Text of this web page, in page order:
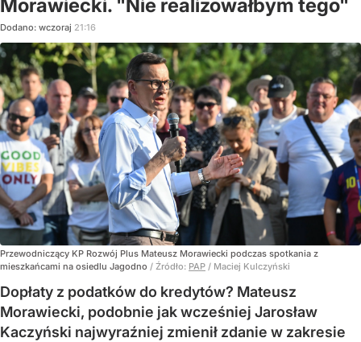
Morawiecki. "Nie realizowałbym tego"
Dodano: wczoraj 21:16
Przewodniczący KP Rozwój Plus Mateusz Morawiecki podczas spotkania z
mieszkańcami na osiedlu Jagodno / Źródło: PAP / Maciej Kulczyński
Dopłaty z podatków do kredytów? Mateusz
Morawiecki, podobnie jak wcześniej Jarosław
Kaczyński najwyraźniej zmienił zdanie w zakresie